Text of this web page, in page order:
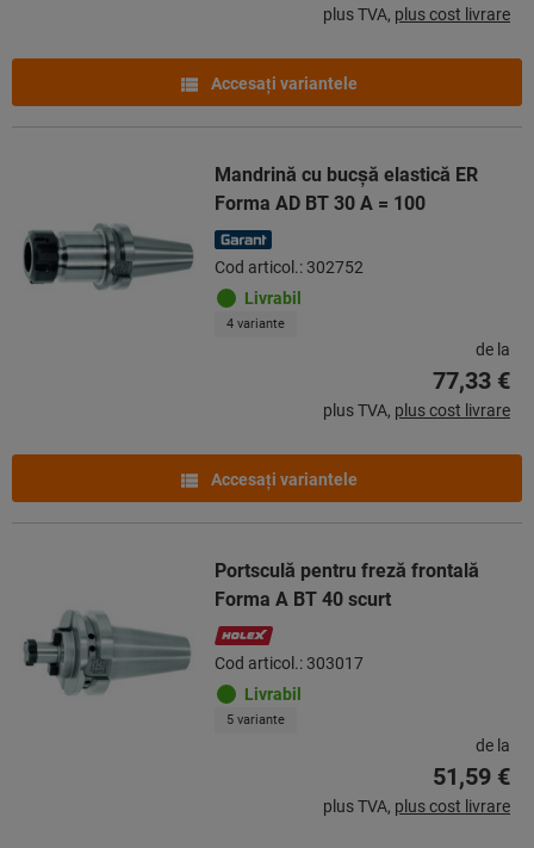
plus TVA, plus cost livrare
Accesaţi variantele
Mandrină cu bucşă elastică ER
Forma AD BT 30 A = 100
Cod articol.: 302752
Livrabil
4 variante
de la
77,33 €
plus TVA, plus cost livrare
Accesaţi variantele
Portsculă pentru freză frontală
Forma A BT 40 scurt
Cod articol.: 303017
Livrabil
5 variante
de la
51,59 €
plus TVA, plus cost livrare